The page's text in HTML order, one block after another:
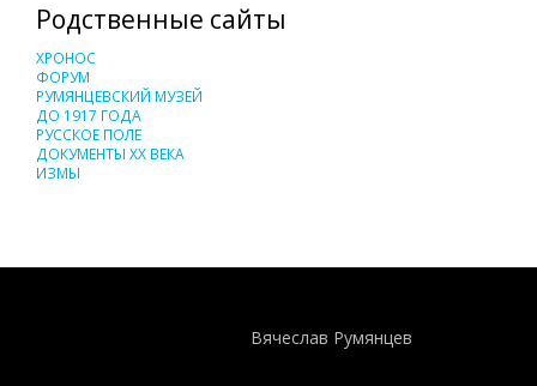
Родственные сайты
ХРОНОС
ФОРУМ
РУМЯНЦЕВСКИЙ МУЗЕЙ
ДО 1917 ГОДА
РУССКОЕ ПОЛЕ
ДОКУМЕНТЫ XX ВЕКА
ИЗМЫ
Вячеслав Румянцев